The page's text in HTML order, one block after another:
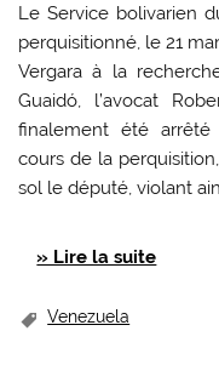
Le Service bolivarien
perquisitionné, le 21
Vergara à la
Guaidó, l’avocat
finalement été
cours de la
sol le député, violant
» Lire la suite
Venezuela